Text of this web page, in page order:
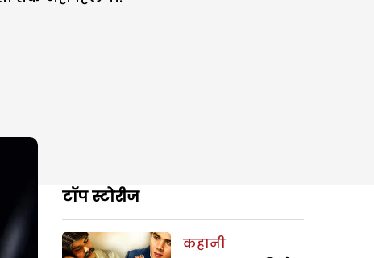
टॉप स्टोरीज
कहानी